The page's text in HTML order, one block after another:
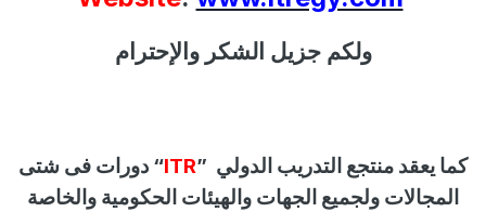
ولكم جزيل الشكر والإحترام
كما يعقد منتجع التدريب الدولي “ITR”
دورات فى شتى
المجالات ولجميع الجهات والهيئات الحكومية والخاصة